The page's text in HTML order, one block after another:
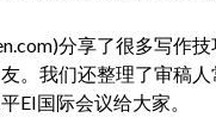
分享了很多写作
。我们还整理了审稿
EI国际会议给大家。